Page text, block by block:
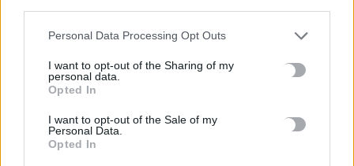
Personal Data Processing Opt Outs
I want to opt-out of the Sharing of my
personal data.
Opted In
I want to opt-out of the Sale of my
Personal Data.
Opted In
Σκιάθος: Ανήλικος κατήγγειλε 17χρονο για βιασμό – Τον
απειλούσε με διαρροή βίντεο στο διαδίκτυο
9 Αυγούστου, 2026
Κίσσαμος: Συνελήφθη 32χρονος για πέντε κλοπές από
επιχειρήσεις